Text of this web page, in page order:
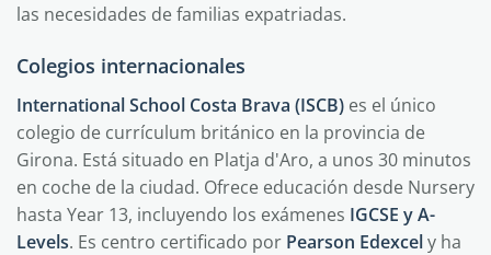
las necesidades de familias expatriadas.
Colegios internacionales
International School Costa Brava (ISCB) es el único
colegio de currículum británico en la provincia de
Girona. Está situado en Platja d'Aro, a unos 30 minutos
en coche de la ciudad. Ofrece educación desde Nursery
hasta Year 13, incluyendo los exámenes IGCSE y A-
Levels. Es centro certificado por Pearson Edexcely ha